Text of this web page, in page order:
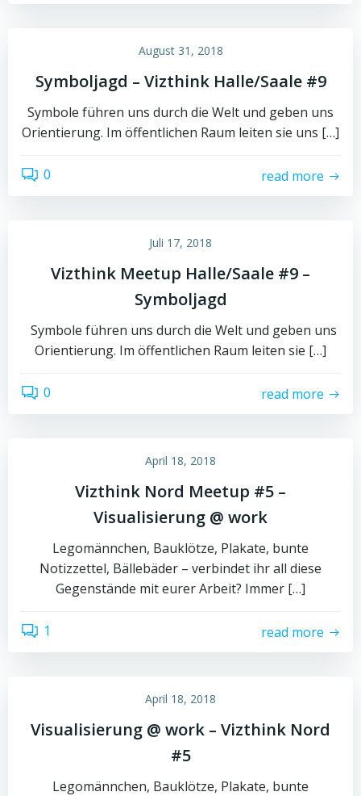
August 31, 2018
Symboljagd – Vizthink Halle/Saale #9
Symbole führen uns durch die Welt und geben uns
Orientierung. Im öffentlichen Raum leiten sie uns […]
0 read more
Juli 17, 2018
Vizthink Meetup Halle/Saale #9 –
Symboljagd
Symbole führen uns durch die Welt und geben uns
Orientierung. Im öffentlichen Raum leiten sie […]
0 read more
April 18, 2018
Vizthink Nord Meetup #5 –
Visualisierung @ work
Legomännchen, Bauklötze, Plakate, bunte
Notizzettel, Bällebäder – verbindet ihr all diese
Gegenstände mit eurer Arbeit? Immer […]
1 read more
April 18, 2018
Visualisierung @ work – Vizthink Nord
#5
Legomännchen, Bauklötze, Plakate, bunte